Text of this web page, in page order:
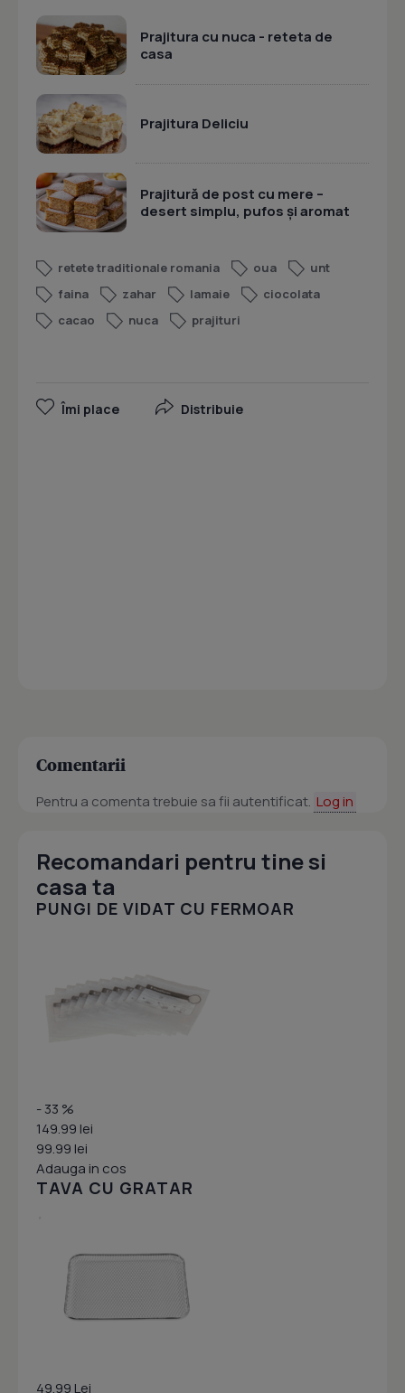
Prajitura cu nuca - reteta de
casa
Prajitura Deliciu
Prajitură de post cu mere –
desert simplu, pufos și aromat
retete traditionale romania oua
unt
faina
zahar lamaie
ciocolata
cacao
nuca prajituri
Îmi place Distribuie
Comentarii
Pentru a comenta trebuie sa fii autentificat. Log in
Recomandari pentru tine si
casa ta
PUNGI DE VIDAT CU FERMOAR
- 33 %
149.99 lei
99.99 lei
Adauga in cos
TAVA CU GRATAR
49.99 Lei